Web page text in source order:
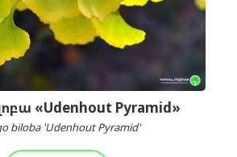
«Udenhout Pyramid»
biloba 'Udenhout Pyramid'